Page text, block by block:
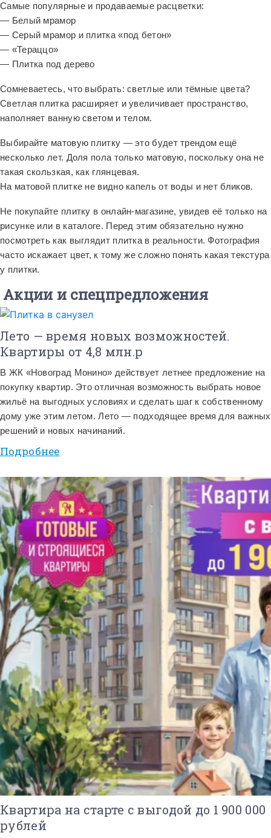
Самые популярные и продаваемые расцветки:
— Белый мрамор
— Серый мрамор и плитка «под бетон»
— «Тераццо»
— Плитка под дерево
Сомневаетесь, что выбрать: светлые или тёмные цвета?
Светлая плитка расширяет и увеличивает пространство,
наполняет ванную светом и телом.
Выбирайте матовую плитку — это будет трендом ещё
несколько лет. Доля пола только матовую, поскольку она не
такая скользкая, как глянцевая.
На матовой плитке не видно капель от воды и нет бликов.
Не покупайте плитку в онлайн-магазине, увидев её только на
рисунке или в каталоге. Перед этим обязательно нужно
посмотреть как выглядит плитка в реальности. Фотография
часто искажает цвет, к тому же сложно понять какая текстура
у плитки.
Акции и спецпредложения
Лето — время новых возможностей.
Квартиры от 4,8 млн.р
В ЖК «Новоград Монино» действует летнее предложение на
покупку квартир. Это отличная возможность выбрать новое
жильё на выгодных условиях и сделать шаг к собственному
дому уже этим летом. Лето — подходящее время для важных
решений и новых начинаний.
Подробнее
Квартира на старте с выгодой до 1 900 000
рублей